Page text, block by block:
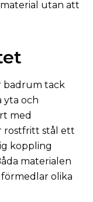
utan att
badrum tack
yta och
med
rostfritt stål ett
koppling
materialen
olika